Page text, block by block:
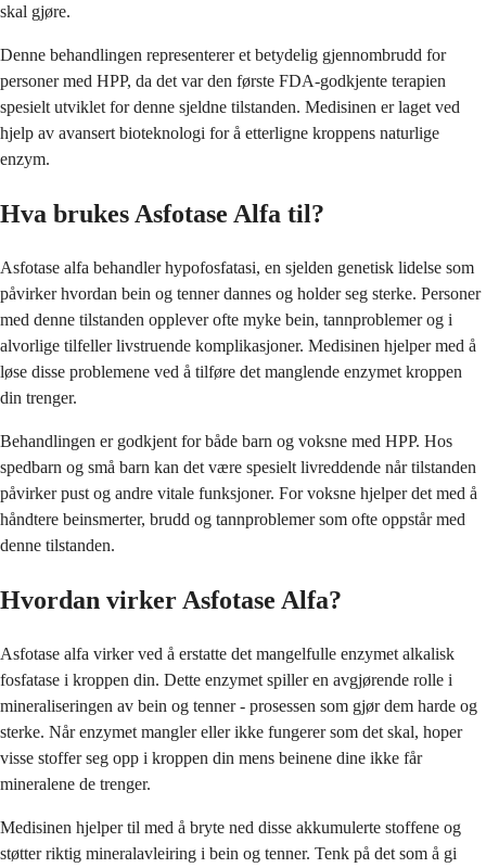
skal gjøre.
Denne behandlingen representerer et betydelig gjennombrudd for
personer med HPP, da det var den første FDA-godkjente terapien
spesielt utviklet for denne sjeldne tilstanden. Medisinen er laget ved
hjelp av avansert bioteknologi for å etterligne kroppens naturlige
enzym.
Hva brukes Asfotase Alfa til?
Asfotase alfa behandler hypofosfatasi, en sjelden genetisk lidelse som
påvirker hvordan bein og tenner dannes og holder seg sterke. Personer
med denne tilstanden opplever ofte myke bein, tannproblemer og i
alvorlige tilfeller livstruende komplikasjoner. Medisinen hjelper med å
løse disse problemene ved å tilføre det manglende enzymet kroppen
din trenger.
Behandlingen er godkjent for både barn og voksne med HPP. Hos
spedbarn og små barn kan det være spesielt livreddende når tilstanden
påvirker pust og andre vitale funksjoner. For voksne hjelper det med å
håndtere beinsmerter, brudd og tannproblemer som ofte oppstår med
denne tilstanden.
Hvordan virker Asfotase Alfa?
Asfotase alfa virker ved å erstatte det mangelfulle enzymet alkalisk
fosfatase i kroppen din. Dette enzymet spiller en avgjørende rolle i
mineraliseringen av bein og tenner - prosessen som gjør dem harde og
sterke. Når enzymet mangler eller ikke fungerer som det skal, hoper
visse stoffer seg opp i kroppen din mens beinene dine ikke får
mineralene de trenger.
Medisinen hjelper til med å bryte ned disse akkumulerte stoffene og
støtter riktig mineralavleiring i bein og tenner. Tenk på det som å gi